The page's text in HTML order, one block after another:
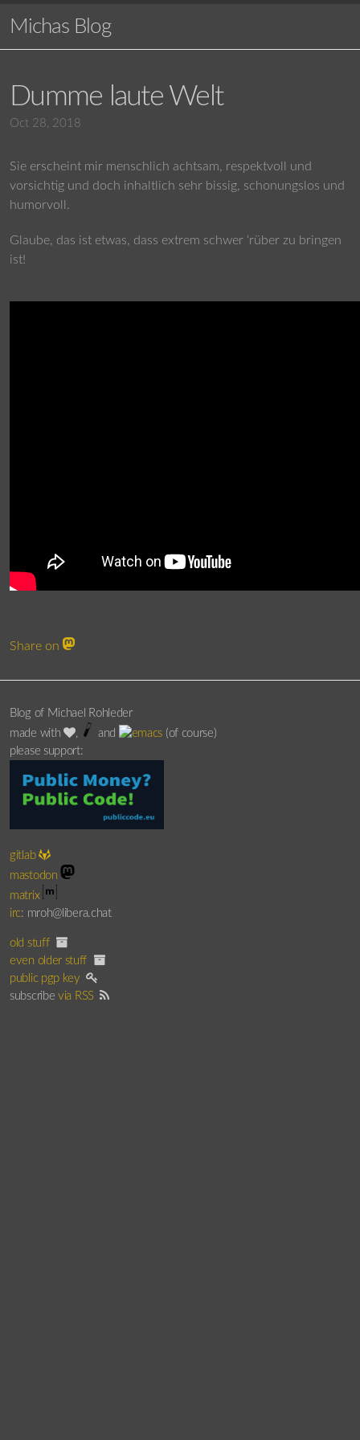
Michas Blog
Dumme laute Welt
Oct 28, 2018
Sie erscheint mir menschlich achtsam, respektvoll und
vorsichtig und doch inhaltlich sehr bissig, schonungslos und
humorvoll.
Glaube, das ist etwas, dass extrem schwer ‘rüber zu bringen
ist!
Share on
Blog of Michael Rohleder
made with
, and
(of course)
please support:
gitlab
mastodon
matrix
irc: mroh@libera.chat
old stuff
even older stuff
public pgp key
subscribevia RSS